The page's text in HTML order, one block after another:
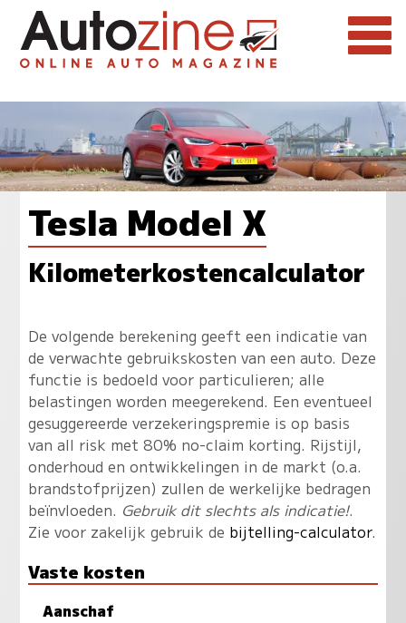
Tesla Model X
Kilometerkostencalculator
De volgende berekening geeft een indicatie van
de verwachte gebruikskosten van een auto. Deze
functie is bedoeld voor particulieren; alle
belastingen worden meegerekend. Een eventueel
gesuggereerde verzekeringspremie is op basis
van all risk met 80% no-claim korting. Rijstijl,
onderhoud en ontwikkelingen in de markt (o.a.
brandstofprijzen) zullen de werkelijke bedragen
beïnvloeden. Gebruik dit slechts als indicatie!.
Zie voor zakelijk gebruik de bijtelling-calculator.
Vaste kosten
Aanschaf